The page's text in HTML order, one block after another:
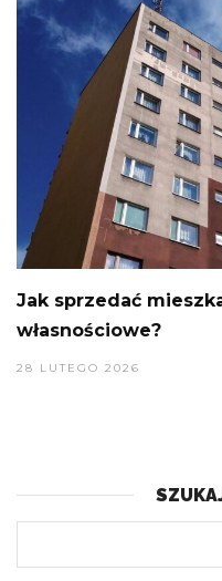
Jak sprzedać
własnościowe?
28 LUTEGO 2026